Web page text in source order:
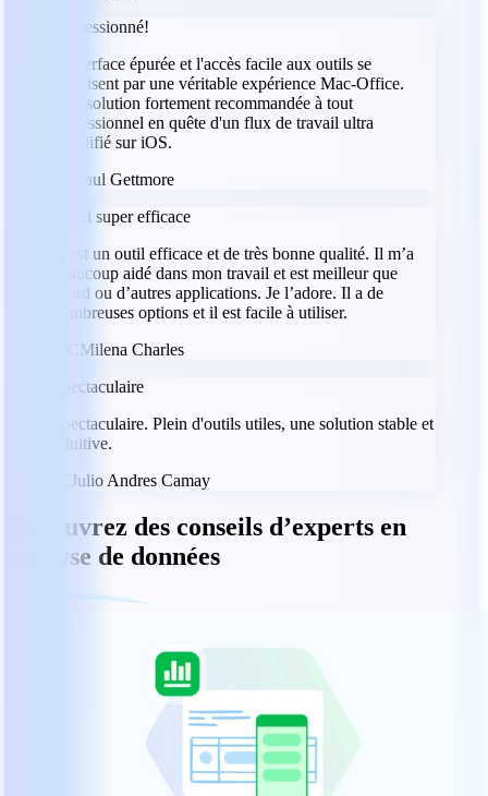
Impressionné!
L'interface épurée et l'accès facile aux outils se
traduisent par une véritable expérience Mac-Office.
Une solution fortement recommandée à tout
professionnel en quête d'un flux de travail ultra
simplifié sur iOS.
Paul Gettmore
Appli super efficace
C’est un outil efficace et de très bonne qualité. Il m’a
beaucoup aidé dans mon travail et est meilleur que
Word ou d’autres applications. Je l’adore. Il a de
nombreuses options et il est facile à utiliser.
Milena Charles
Spectaculaire
Spectaculaire. Plein d'outils utiles, une solution stable et
intuitive.
Julio Andres Camay
Découvrez des conseils d’experts en
analyse de données